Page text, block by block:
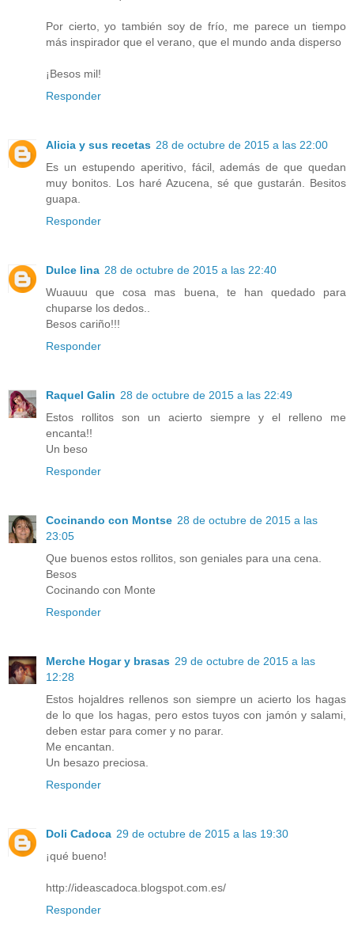
Por cierto, yo también soy de frío, me parece un tiempo
más inspirador que el verano, que el mundo anda disperso
¡Besos mil!
Responder
Alicia y sus recetas 28 de octubre de 2015 a las 22:00
Es un estupendo aperitivo, fácil, además de que quedan
muy bonitos. Los haré Azucena, sé que gustarán. Besitos
guapa.
Responder
Dulce lina 28 de octubre de 2015 a las 22:40
Wuauuu que cosa mas buena, te han quedado para
chuparse los dedos..
Besos cariño!!!
Responder
Raquel Galin 28 de octubre de 2015 a las 22:49
Estos rollitos son un acierto siempre y el relleno me
encanta!!
Un beso
Responder
Cocinando con Montse 28 de octubre de 2015 a las
23:05
Que buenos estos rollitos, son geniales para una cena.
Besos
Cocinando con Monte
Responder
Merche Hogar y brasas 29 de octubre de 2015 a las
12:28
Estos hojaldres rellenos son siempre un acierto los hagas
de lo que los hagas, pero estos tuyos con jamón y salami,
deben estar para comer y no parar.
Me encantan.
Un besazo preciosa.
Responder
Doli Cadoca 29 de octubre de 2015 a las 19:30
¡qué bueno!
http://ideascadoca.blogspot.com.es/
Responder